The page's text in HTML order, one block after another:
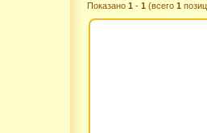
Показано 1 - 1 (всего 1